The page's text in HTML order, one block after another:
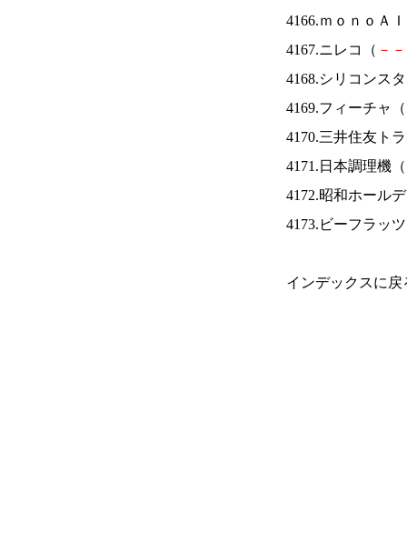
4166.ｍｏｎｏＡ
4167.ニレコ（ － －
4168.シリコンス
4169.フィーチャ（
4170.三井住友ト
4171.日本調理機（
4172.昭和ホール
4173.ビーフラッ
インデックスに戻